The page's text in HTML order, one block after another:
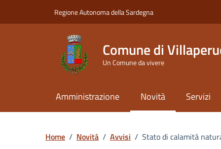
Regione Autonoma della Sardegna
Comune di
Un Comune da vivere
Amministrazione Novità Servizi
Home / Novità / Avvisi / Stato di calamità